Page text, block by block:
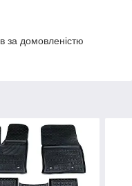
за домовленістю